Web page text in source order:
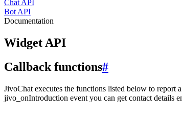
Chat API
Bot API
Documentation
Widget API
Callback functions#
JivoChat executes the functions listed below to report
jivo_onIntroduction event you can get contact details